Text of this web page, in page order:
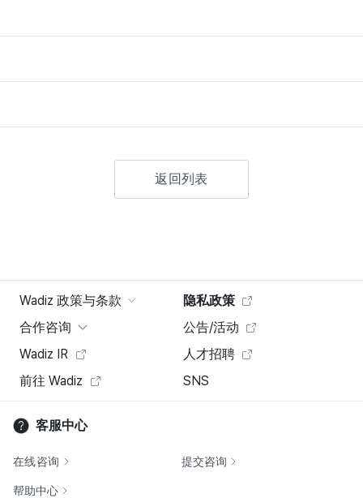
返回列表
Wadiz 政策与条款
隐私政策
合作咨询
公告/活动
Wadiz IR
人才招聘
前往 Wadiz
SNS
客服中心
在线咨询 提交咨询
帮助中心